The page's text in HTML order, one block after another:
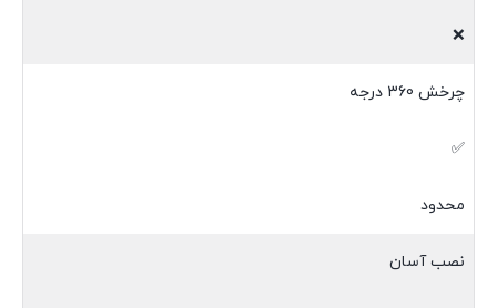
❌
چرخش 360 درجه
✅
محدود
نصب آسان